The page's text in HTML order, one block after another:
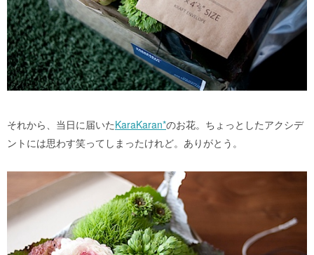
それから、当日に届いたKaraKaran*のお花。ちょっとしたアクシデ
ントには思わす笑ってしまったけれど。ありがとう。